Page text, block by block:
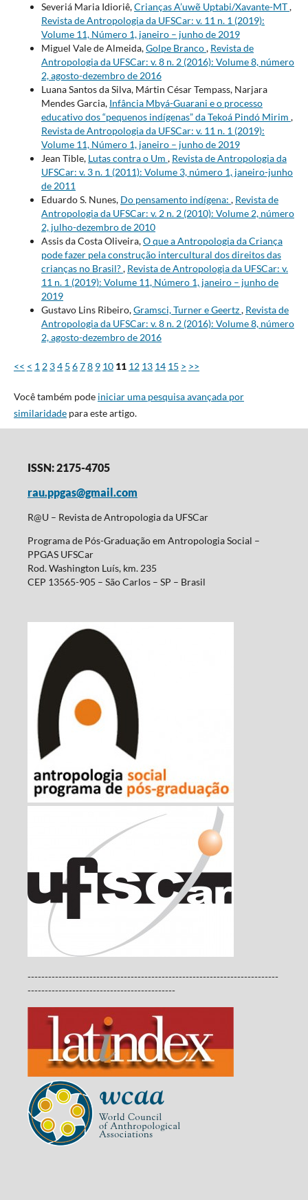
Severiá Maria Idioriê,Crianças A’uwẽ Uptabi/Xavante-MT,
Revista de Antropologia da UFSCar: v. 11 n. 1 (2019):
Volume 11, Número 1, janeiro – junho de 2019
Miguel Vale de Almeida,Golpe Branco, Revista de
Antropologia da UFSCar: v. 8 n. 2 (2016): Volume 8, número
2, agosto-dezembro de 2016
Luana Santos da Silva, Mártin César Tempass, Narjara
Mendes Garcia, Infância Mbyá-Guarani e o processo
educativo dos “pequenos indígenas” da Tekoá Pindó Mirim ,
Revista de Antropologia da UFSCar: v. 11 n. 1 (2019):
Volume 11, Número 1, janeiro – junho de 2019
Jean Tible, Lutas contra o Um , Revista de Antropologia da
UFSCar: v. 3 n. 1 (2011): Volume 3, número 1, janeiro-junho
de 2011
Eduardo S. Nunes, Do pensamento indígena: , Revista de
Antropologia da UFSCar: v. 2 n. 2 (2010): Volume 2, número
2, julho-dezembro de 2010
Assis da Costa Oliveira,O que a Antropologia da Criança
pode fazer pela construção intercultural dos direitos das
crianças no Brasil?, Revista de Antropologia da UFSCar: v.
11 n. 1 (2019): Volume 11, Número 1, janeiro – junho de
2019
Gustavo Lins Ribeiro,Gramsci, Turner e Geertz, Revista de
Antropologia da UFSCar: v. 8 n. 2 (2016): Volume 8, número
2, agosto-dezembro de 2016
<< < 1 2 34 5 678 9 10 11 12 13 14 15 > >>
Você também pode iniciar uma pesquisa avançada por
similaridadepara este artigo.
ISSN: 2175-4705
rau.ppgas@gmail.com
R@U – Revista de Antropologia da UFSCar
Programa de Pós-Graduação em Antropologia Social –
PPGAS UFSCar
Rod. Washington Luís, km. 235
CEP 13565-905 – São Carlos – SP – Brasil
-------------------------------------------------------------------------
-------------------------------------------